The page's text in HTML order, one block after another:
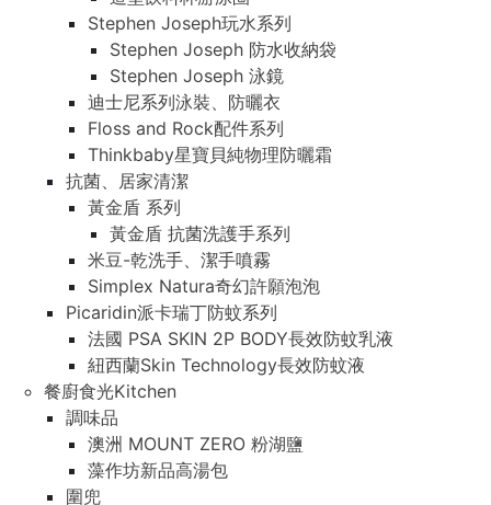
Stephen Joseph玩水系列
Stephen Joseph 防水收納袋
Stephen Joseph 泳鏡
迪士尼系列泳裝、防曬衣
Floss and Rock配件系列
Thinkbaby星寶貝純物理防曬霜
抗菌、居家清潔
黃金盾 系列
黃金盾 抗菌洗護手系列
米豆-乾洗手、潔手噴霧
Simplex Natura奇幻許願泡泡
Picaridin派卡瑞丁防蚊系列
法國 PSA SKIN 2P BODY長效防蚊乳液
紐西蘭Skin Technology長效防蚊液
餐廚食光Kitchen
調味品
澳洲 MOUNT ZERO 粉湖鹽
藻作坊新品高湯包
圍兜